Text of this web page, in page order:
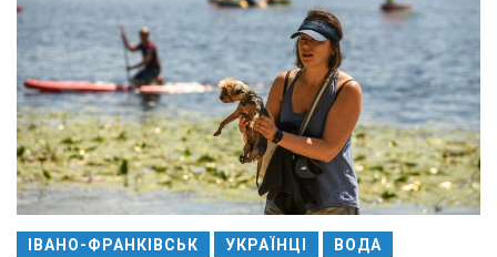
ІВАНО-ФРАНКІВСЬК УКРАЇНЦІ ВОДА